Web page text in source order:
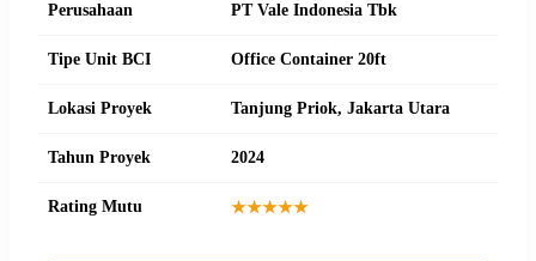
Perusahaan PT Vale Indonesia Tbk
Tipe Unit BCI Office Container 20ft
Lokasi Proyek Tanjung Priok, Jakarta Utara
Tahun Proyek 2024
Rating Mutu ★★★★★